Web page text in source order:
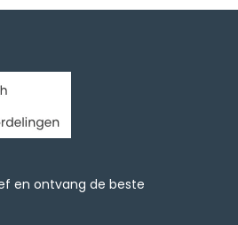
en ontvang de beste